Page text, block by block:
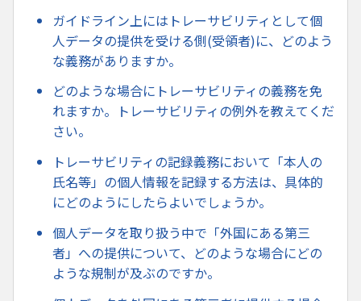
ガイドライン上にはトレーサビリティとして個
人データの提供を受ける側(受領者)に、どのよう
な義務がありますか。
どのような場合にトレーサビリティの義務を免
れますか。トレーサビリティの例外を教えてくだ
さい。
トレーサビリティの記録義務において「本人の
氏名等」の個人情報を記録する方法は、具体的
にどのようにしたらよいでしょうか。
個人データを取り扱う中で「外国にある第三
者」への提供について、どのような場合にどの
ような規制が及ぶのですか。